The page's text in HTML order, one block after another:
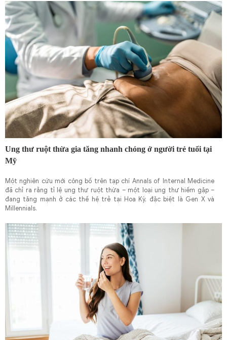
cơ mắc bệnh này. Đáng chú ý, ngay cả khi bạn chỉ mới bắt đầu thay đổi
chế độ ăn ở độ tuổi trung niên hoặc cao tuổi, lợi ích vẫn rất rõ ràng.
Ung thư ruột thừa gia tăng nhanh chóng ở người trẻ tuổi tại
Mỹ
Một nghiên cứu mới công bố trên tạp chí Annals of Internal Medicine
đã chỉ ra rằng tỉ lệ ung thư ruột thừa – một loại ung thư hiếm gặp –
đang tăng mạnh ở các thế hệ trẻ tại Hoa Kỳ, đặc biệt là Gen X và
Millennials.